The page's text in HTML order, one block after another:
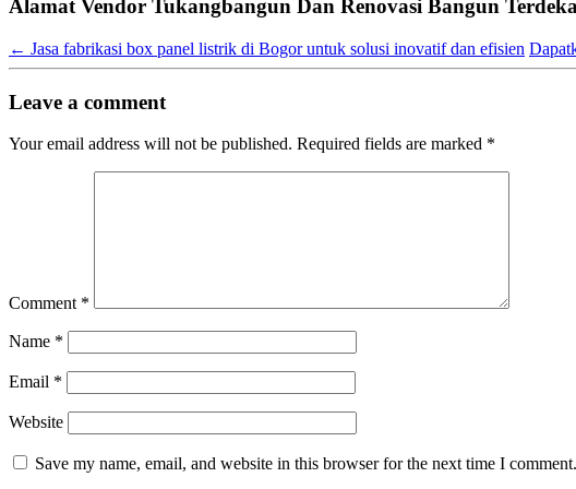
Alamat Vendor Tukangbangun Dan Renovasi Bangun
← Jasa fabrikasi box panel listrik di Bogor untuk solusi inovatif dan efisien
Leave a comment
Your email address will not be published. Required fields are marked *
Comment *
Name *
Email *
Website
Save my name, email, and website in this browser for the next time I comment.